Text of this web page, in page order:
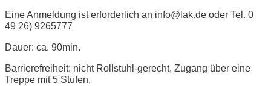
Eine Anmeldung ist erforderlich an info@lak.de oder Tel. 0
49 26) 9265777
Dauer: ca. 90min.
Barrierefreiheit: nicht Rollstuhl-gerecht, Zugang über eine
Treppe mit 5 Stufen.